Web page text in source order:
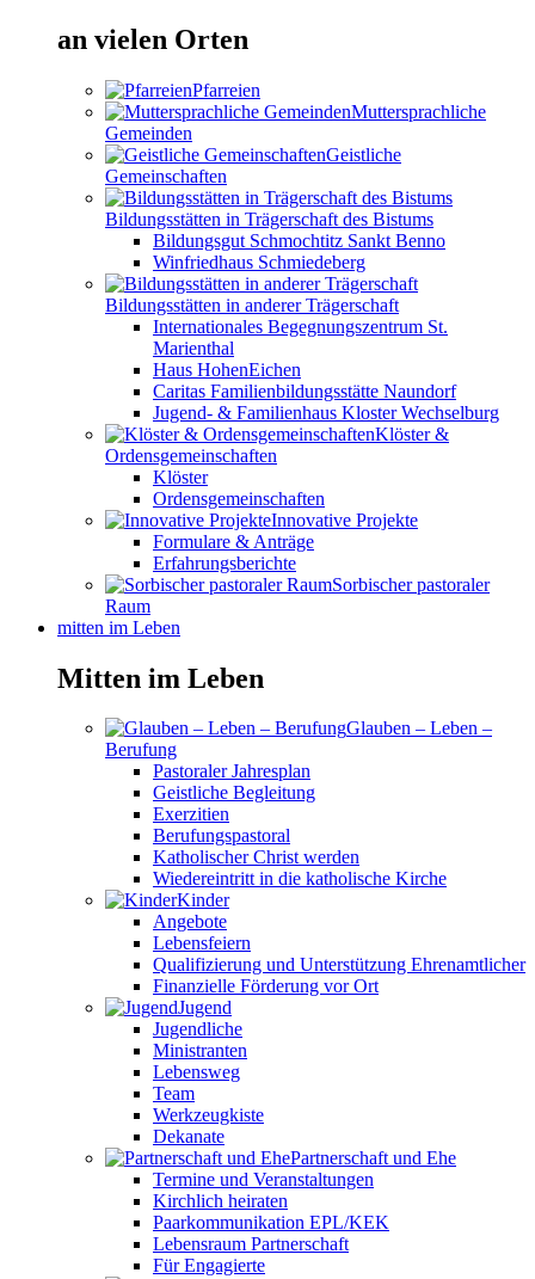
an vielen Orten
Pfarreien
Muttersprachliche
Gemeinden
Geistliche
Gemeinschaften
Bildungsstätten in Trägerschaft des Bistums
Bildungsgut Schmochtitz Sankt Benno
Winfriedhaus Schmiedeberg
Bildungsstätten in anderer Trägerschaft
Internationales Begegnungszentrum St.
Marienthal
Haus HohenEichen
Caritas Familienbildungsstätte Naundorf
Jugend- & Familienhaus Kloster Wechselburg
Klöster &
Ordensgemeinschaften
Klöster
Ordensgemeinschaften
Innovative Projekte
Formulare & Anträge
Erfahrungsberichte
Sorbischer pastoraler
Raum
mitten im Leben
Mitten im Leben
Glauben – Leben –
Berufung
Pastoraler Jahresplan
Geistliche Begleitung
Exerzitien
Berufungspastoral
Katholischer Christ werden
Wiedereintritt in die katholische Kirche
Kinder
Angebote
Lebensfeiern
Qualifizierung und Unterstützung Ehrenamtlicher
Finanzielle Förderung vor Ort
Jugend
Jugendliche
Ministranten
Lebensweg
Team
Werkzeugkiste
Dekanate
Partnerschaft und Ehe
Termine und Veranstaltungen
Kirchlich heiraten
Paarkommunikation EPL/KEK
Lebensraum Partnerschaft
Für Engagierte